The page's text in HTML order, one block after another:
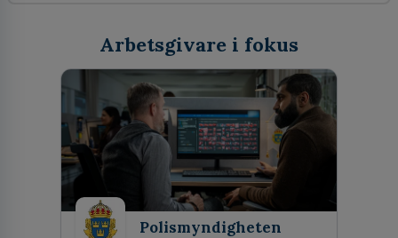
Arbetsgivare i fokus
Polismyndigheten